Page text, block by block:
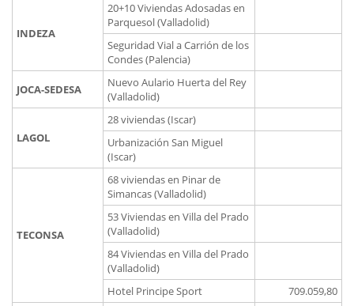
INDEZA
20+10 Viviendas Adosadas en
Parquesol (Valladolid)
Seguridad Vial a Carrión de los
Condes (Palencia)
JOCA-SEDESA
Nuevo Aulario Huerta del Rey
(Valladolid)
LAGOL
28 viviendas (Iscar)
Urbanización San Miguel
(Iscar)
TECONSA
68 viviendas en Pinar de
Simancas (Valladolid)
53 Viviendas en Villa del Prado
(Valladolid)
84 Viviendas en Villa del Prado
(Valladolid)
Hotel Principe Sport
709.059,80